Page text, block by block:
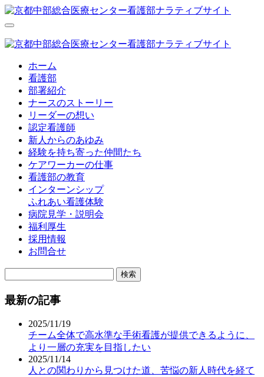
ホーム
看護部
部署紹介
ナースのストーリー
リーダーの想い
認定看護師
新人からのあゆみ
経験を持ち寄った仲間たち
ケアワーカーの仕事
看護部の教育
インターンシップ
ふれあい看護体験
病院見学・説明会
福利厚生
採用情報
お問合せ
最新の記事
2025/11/19
チーム全体で高水準な手術看護が提供できるように、
より一層の充実を目指したい
2025/11/14
人との関わりから見つけた道、苦悩の新人時代を経て